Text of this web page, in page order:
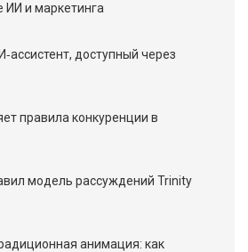
ИИ и маркетинга
доступный через
правила конкуренции в
модель рассуждений Trinity
анимация: как